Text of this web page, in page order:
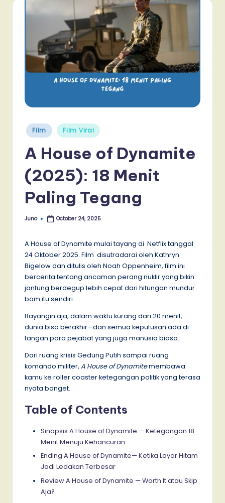
Posted
in
Film Film Viral
A House of Dynamite
(2025): 18 Menit
Paling Tegang
Posted
Juno October 24, 2025
A House of Dynamite mulai tayang di Netflix tanggal
24 Oktober 2025. Film disutradarai oleh Kathryn
Bigelow dan ditulis oleh Noah Oppenheim, film ini
bercerita tentang ancaman perang nuklir yang bikin
jantung berdegup lebih cepat dari hitungan mundur
bom itu sendiri.
Bayangin aja, dalam waktu kurang dari 20 menit,
dunia bisa berakhir—dan semua keputusan ada di
tangan para pejabat yang juga manusia biasa.
Dari ruang krisis Gedung Putih sampai ruang
komando militer, A House of Dynamitemembawa
kamu ke roller coaster ketegangan politik yang terasa
nyata banget.
Table of Contents
Sinopsis A House of Dynamite — Ketegangan 18
Menit Menuju Kehancuran
Ending A House of Dynamite— Ketika Layar Hitam
Jadi Ledakan Terbesar
Review A House of Dynamite — Worth It atau Skip
Aja?